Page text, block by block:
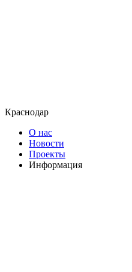
Краснодар
О нас
Новости
Проекты
Информация